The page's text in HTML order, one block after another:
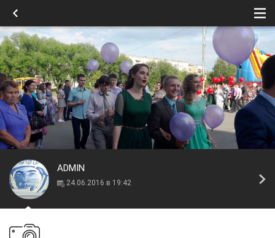
ADMIN
24.06.2016 в 19:42